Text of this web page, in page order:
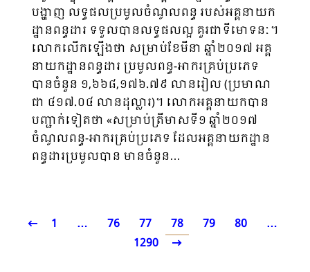
បង្ហាញ លទ្ធផលប្រមូលចំណូលពន្ធ របស់អគ្គនាយក
ដ្ឋានពន្ធដារ ទទួលបានលទ្ធផលល្អ គួរជាទីមោទនៈ។
លោកលើកឡើងថា សម្រាប់ខែមីនា ឆ្នាំ២០១៧ អគ្គ
នាយកដ្ឋានពន្ធដារ ប្រមូលពន្ធ-អាករគ្រប់ប្រភេទ
បានចំនួន ១,៦៦៨,១៧៦.៧៩ លានរៀល (ប្រមាណ
ជា ៤១៧.០៤ លានដុល្លារ)។ លោកអគ្គនាយកបាន
បញ្ជាក់ទៀតថា «សម្រាប់ត្រីមាសទី១ ឆ្នាំ២០១៧
ចំណូលពន្ធ-អាករគ្រប់ប្រភេទ ដែលអគ្គនាយកដ្ឋាន
ពន្ធដារប្រមូលបាន មានចំនួន…
1 … 76 77 78 79 80
…
1290